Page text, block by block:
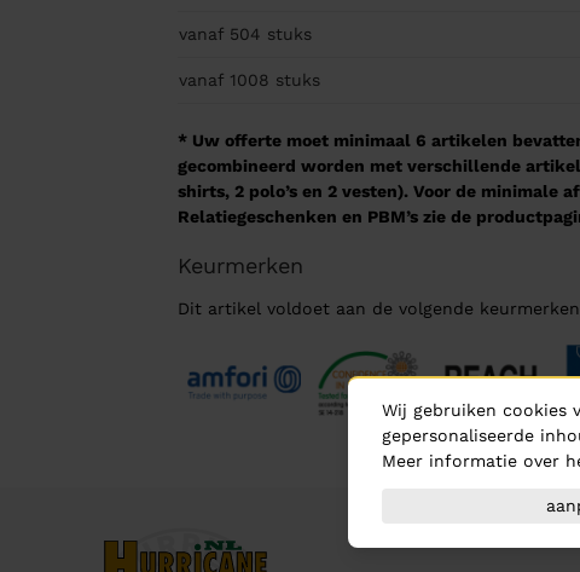
vanaf 504 stuks
vanaf 1008 stuks
* Uw offerte moet minimaal 6 artikelen
gecombineerd worden met verschillende
shirts, 2 polo’s en 2 vesten). Voor de minimale
Relatiegeschenken en PBM’s zie de
Keurmerken
Dit artikel voldoet aan de volgende
Wij gebruiken cookies
gepersonaliseerde
Meer informatie over